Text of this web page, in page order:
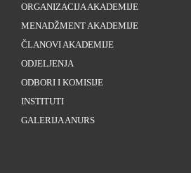
ORGANIZACIJA AKADEMIJE
MENADŽMENT AKADEMIJE
ČLANOVI AKADEMIJE
ODJELJENJA
ODBORI I KOMISIJE
INSTITUTI
GALERIJA ANURS